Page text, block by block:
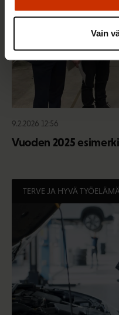
Vain
9.2.2026 12:56
Vuoden 2025
TERVE JA HYVÄ TYÖELÄMÄ